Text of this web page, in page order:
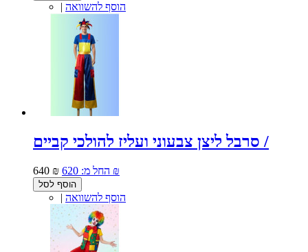
| הוסף להשוואה
סרבל ליצן צבעוני ועליז להולכי קביים /
640 ₪ החל מ: 620 ₪
הוסף לסל
| הוסף להשוואה